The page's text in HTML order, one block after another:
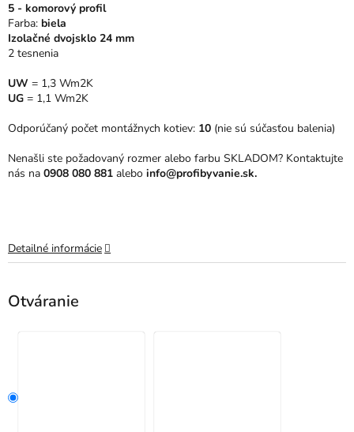
Otváranie
5 - komorový profil
Farba: biela
Izolačné dvojsklo 24 mm
2 tesnenia
UW = 1,3 Wm2K
UG = 1,1 Wm2K
Odporúčaný počet montážnych kotiev: 10 (nie sú súčasťou balenia)
Nenašli ste požadovaný rozmer alebo farbu SKLADOM? Kontaktujte
nás na 0908 080 881 alebo info@profibyvanie.sk.
Detailné informácie